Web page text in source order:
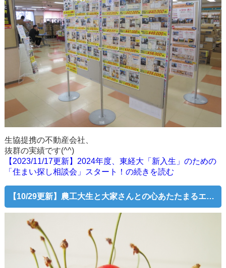
生協提携の不動産会社、
抜群の実績です(^^)
【2023/11/17更新】2024年度、東経大「新入生」のための
「住まい探し相談会」スタート！の続きを読む
【10/29更新】農工大生と大家さんとの心あたたまるエピソード